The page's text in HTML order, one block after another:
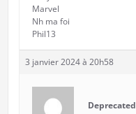
Marvel
Nh ma foi
Phil13
3 janvier 2024 à 20h58
Deprecated